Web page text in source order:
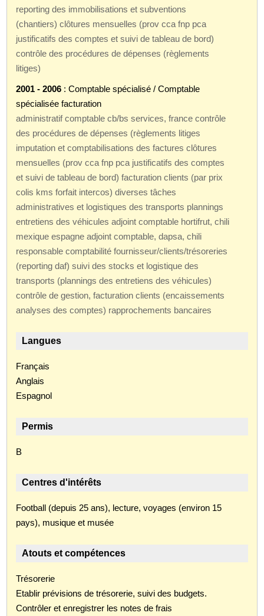
reporting des immobilisations et subventions
(chantiers) clôtures mensuelles (prov cca fnp pca
justificatifs des comptes et suivi de tableau de bord)
contrôle des procédures de dépenses (règlements
litiges)
2001 - 2006 : Comptable spécialisé / Comptable
spécialisée facturation
administratif comptable cb/bs services, france contrôle
des procédures de dépenses (règlements litiges
imputation et comptabilisations des factures clôtures
mensuelles (prov cca fnp pca justificatifs des comptes
et suivi de tableau de bord) facturation clients (par prix
colis kms forfait intercos) diverses tâches
administratives et logistiques des transports plannings
entretiens des véhicules adjoint comptable hortifrut, chili
mexique espagne adjoint comptable, dapsa, chili
responsable comptabilité fournisseur/clients/trésoreries
(reporting daf) suivi des stocks et logistique des
transports (plannings des entretiens des véhicules)
contrôle de gestion, facturation clients (encaissements
analyses des comptes) rapprochements bancaires
Langues
Français
Anglais
Espagnol
Permis
B
Centres d'intérêts
Football (depuis 25 ans), lecture, voyages (environ 15
pays), musique et musée
Atouts et compétences
Trésorerie
Etablir prévisions de trésorerie, suivi des budgets.
Contrôler et enregistrer les notes de frais